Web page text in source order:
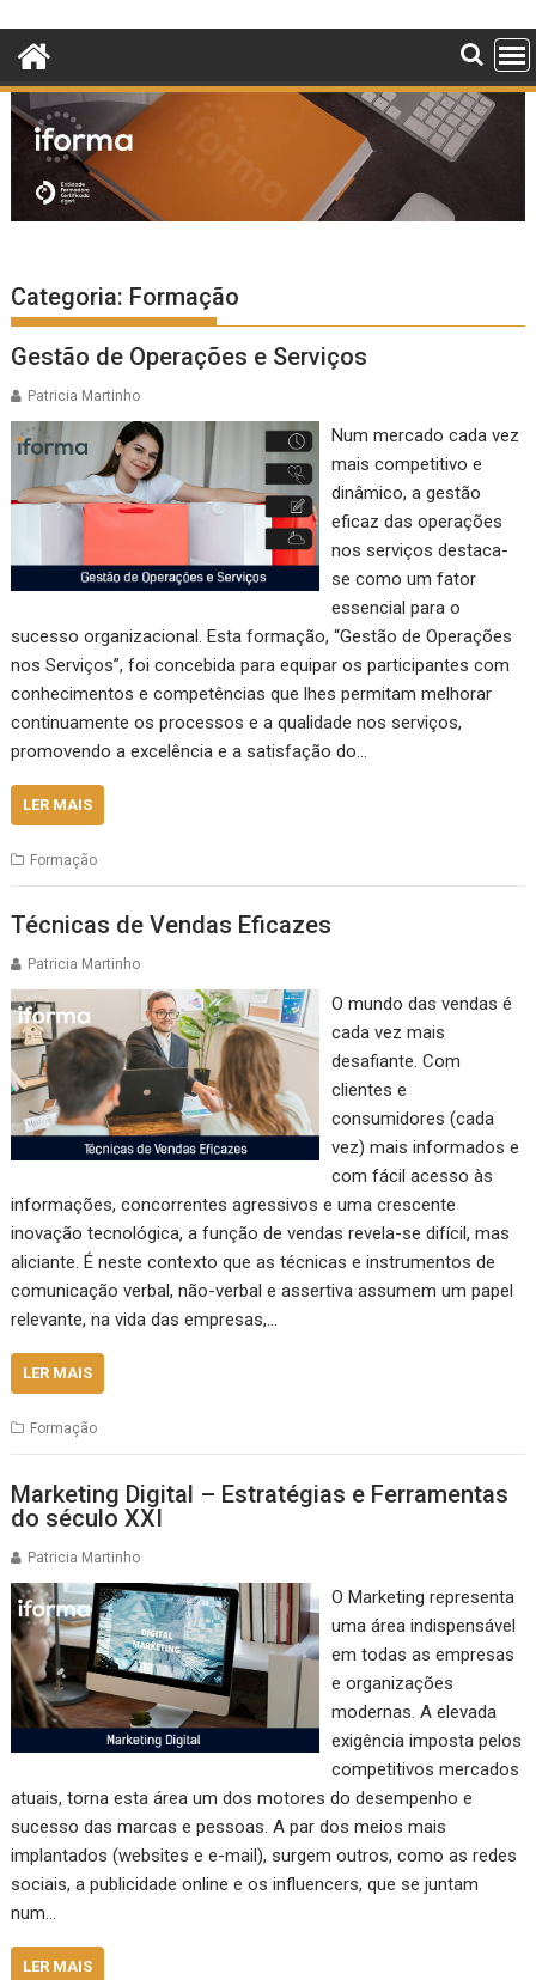
content
Categoria: Formação
Gestão de Operações e Serviços
Patricia Martinho
Num mercado cada vez
mais competitivo e
dinâmico, a gestão
eficaz das operações
nos serviços destaca-
se como um fator
essencial para o
sucesso organizacional. Esta formação, “Gestão de Operações
nos Serviços”, foi concebida para equipar os participantes com
conhecimentos e competências que lhes permitam melhorar
continuamente os processos e a qualidade nos serviços,
promovendo a excelência e a satisfação do…
LER MAIS
Formação
Técnicas de Vendas Eficazes
Patricia Martinho
O mundo das vendas é
cada vez mais
desafiante. Com
clientes e
consumidores (cada
vez) mais informados e
com fácil acesso às
informações, concorrentes agressivos e uma crescente
inovação tecnológica, a função de vendas revela-se difícil, mas
aliciante. É neste contexto que as técnicas e instrumentos de
comunicação verbal, não-verbal e assertiva assumem um papel
relevante, na vida das empresas,…
LER MAIS
Formação
Marketing Digital – Estratégias e Ferramentas
do século XXI
Patricia Martinho
O Marketing representa
uma área indispensável
em todas as empresas
e organizações
modernas. A elevada
exigência imposta pelos
competitivos mercados
atuais, torna esta área um dos motores do desempenho e
sucesso das marcas e pessoas. A par dos meios mais
implantados (websites e e-mail), surgem outros, como as redes
sociais, a publicidade online e os influencers, que se juntam
num…
LER MAIS